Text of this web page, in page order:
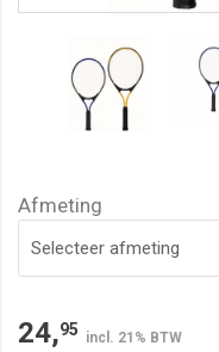
Afmeting
24,95 incl. 21% BTW